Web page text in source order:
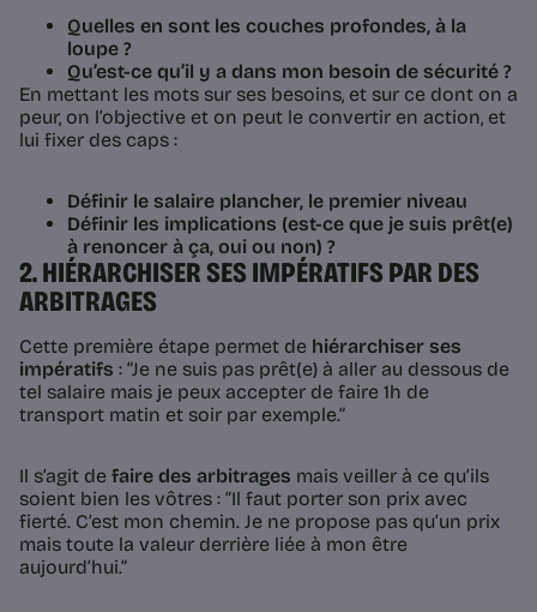
Quelles en sont les couches profondes, à la
loupe ?
Qu’est-ce qu’il y a dans mon besoin de sécurité ?
En mettant les mots sur ses besoins, et sur ce dont on a
peur, on l’objective et on peut le convertir en action, et
lui fixer des caps :
Définir le salaire plancher, le premier niveau
Définir les implications (est-ce que je suis prêt(e)
à renoncer à ça, oui ou non) ?
2. HIÉRARCHISER SES IMPÉRATIFS PAR DES
ARBITRAGES
Cette première étape permet de hiérarchiser ses
impératifs : “Je ne suis pas prêt(e) à aller au dessous de
tel salaire mais je peux accepter de faire 1h de
transport matin et soir par exemple.”
Il s’agit de faire des arbitrages mais veiller à ce qu’ils
soient bien les vôtres : “Il faut porter son prix avec
fierté. C’est mon chemin. Je ne propose pas qu’un prix
mais toute la valeur derrière liée à mon être
aujourd’hui.”